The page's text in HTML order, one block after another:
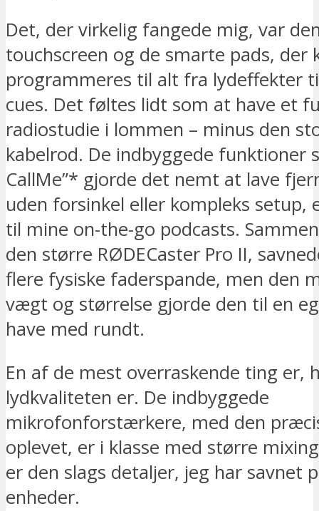
Det, der virkelig fangede mig, var
touchscreen og de smarte pads, der
programmeres til alt fra lydeffekter
cues. Det føltes lidt som at have et
radiostudie i lommen – minus den
kabelrod. De indbyggede funktioner
CallMe”* gjorde det nemt at lave
uden forsinkel eller kompleks setup,
til mine on-the-go podcasts.
den større RØDECaster Pro II,
flere fysiske faderspande, men den
vægt og størrelse gjorde den til en
have med rundt.
En af de mest overraskende ting er,
lydkvaliteten er. De indbyggede
mikrofonforstærkere, med den
oplevet, er i klasse med større
er den slags detaljer, jeg har savnet
enheder.